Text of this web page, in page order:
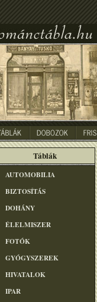
Táblák
AUTOMOBILIA
BIZTOSÍTÁS
DOHÁNY
ÉLELMISZER
FOTÓK
GYÓGYSZEREK
HIVATALOK
IPAR